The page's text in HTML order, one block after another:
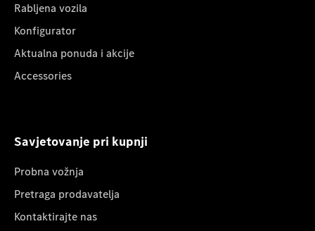
Rabljena vozila
Konfigurator
Aktualna ponuda i akcije
Accessories
Savjetovanje pri kupnji
Probna vožnja
Pretraga prodavatelja
Kontaktirajte nas